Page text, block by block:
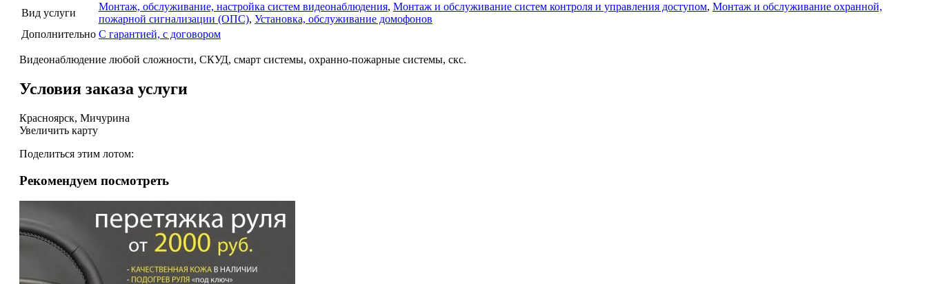
Вид услуги
Монтаж, обслуживание, настройка систем видеонаблюдения, Монтаж и обслуживание систем контроля и управления доступом, Монтаж и обслуживание охранной,
пожарной сигнализации (ОПС), Установка, обслуживание домофонов
Дополнительно С гарантией, с договором
Видеонаблюдение любой сложности, СКУД, смарт системы, охранно-пожарные системы, скс.
Условия заказа услуги
Красноярск, Мичурина
Увеличить карту
Поделиться этим лотом:
Рекомендуем посмотреть